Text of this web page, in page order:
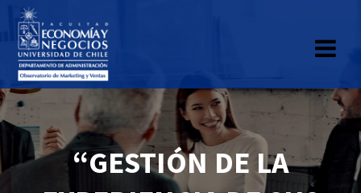
“GESTIÓN DE LA